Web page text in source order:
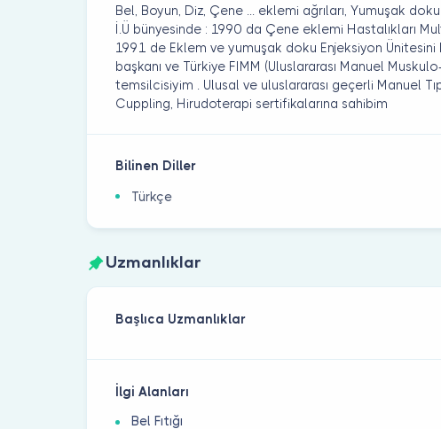
Bel, Boyun, Diz, Çene ... eklemi ağrıları, Yumuşak doku
İ.Ü bünyesinde : 1990 da Çene eklemi Hastalıkları
1991 de Eklem ve yumuşak doku Enjeksiyon Ünitesini
başkanı ve Türkiye FIMM (Uluslararası Manuel
temsilcisiyim . Ulusal ve uluslararası geçerli Manuel
Cuppling, Hirudoterapi sertifikalarına sahibim
Bilinen Diller
Türkçe
Uzmanlıklar
Başlıca Uzmanlıklar
İlgi Alanları
Bel Fıtığı